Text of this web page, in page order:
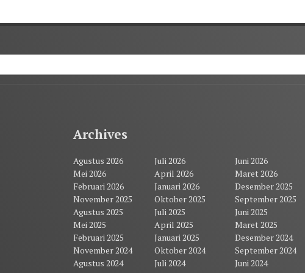
Archives
Agustus 2026 Juli 2026
Juni 2026
Mei 2026
April 2026
Maret 2026
Februari 2026
Januari 2026
Desember 2025
November 2025
Oktober 2025
September 2025
Agustus 2025
Juli 2025
Juni 2025
Mei 2025
April 2025
Maret 2025
Februari 2025
Januari 2025
Desember 2024
November 2024
Oktober 2024
September 2024
Agustus 2024
Juli 2024
Juni 2024